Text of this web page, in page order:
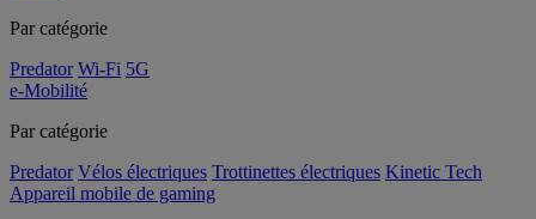
Par catégorie
Predator Wi-Fi 5G
e-Mobilité
Par catégorie
Predator Vélos électriques Trottinettes électriques Kinetic Tech
Appareil mobile de gaming